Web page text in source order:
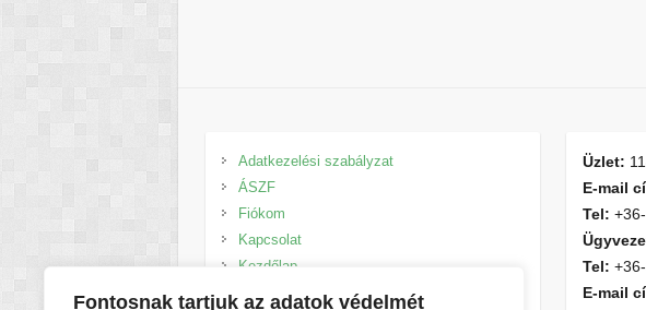
Fontosnak tartjuk az adatok védelmét
Adatkezelési szabályzat
ÁSZF
Fiókom
Kapcsolat
Kezdőlap
Üzlet:
E-mail
Tel:
Tel:
E-mail